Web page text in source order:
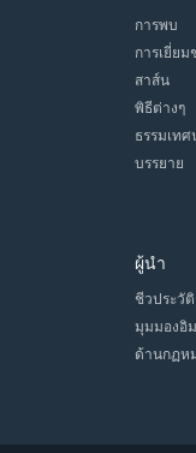
การพบ
การเยี่ยม
สาส์น
พิธีต่างๆ
ธรรมเทศ
บรรยาย
ผู้นำ
ชีวประวัติ
มุมมองอิ
ด้านกฏห